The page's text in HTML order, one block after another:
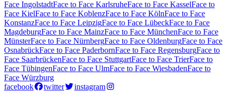
Face IngolstadtFace to Face KarlsruheFace to Face KasselFace to
Face KielFace to Face KoblenzFace to Face KölnFace to Face
KonstanzFace to Face LeipzigFace to Face LübeckFace to Face
MagdeburgFace to Face MainzFace to Face MünchenFace to Face
MünsterFace to Face NürnbergFace to Face OldenburgFace to Face
OsnabrückFace to Face PaderbornFace to Face RegensburgFace to
Face SaarbrückenFace to Face StuttgartFace to Face TrierFace to
Face TübingenFace to Face UlmFace to Face WiesbadenFace to
Face Würzburg
facebook
twitter instagram